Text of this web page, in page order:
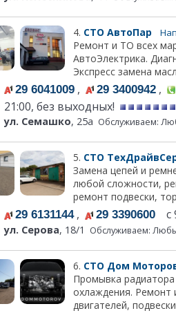
4. СТО АвтоПар
Ремонт и ТО всех
АвтоЭлектрика.
Экспресс замена
29 6041009 , 29 3400942 ,
21:00, без выходных!
ул. Семашко, 25а Обслуживаем:
5. СТО
Замена цепей и
любой сложности,
ремонт подвески,
29 6131144, 29 3390600 с
ул. Серова, 18/1 Обслуживаем:
6. СТО Дом
Промывка
охлаждения.
двигателей,